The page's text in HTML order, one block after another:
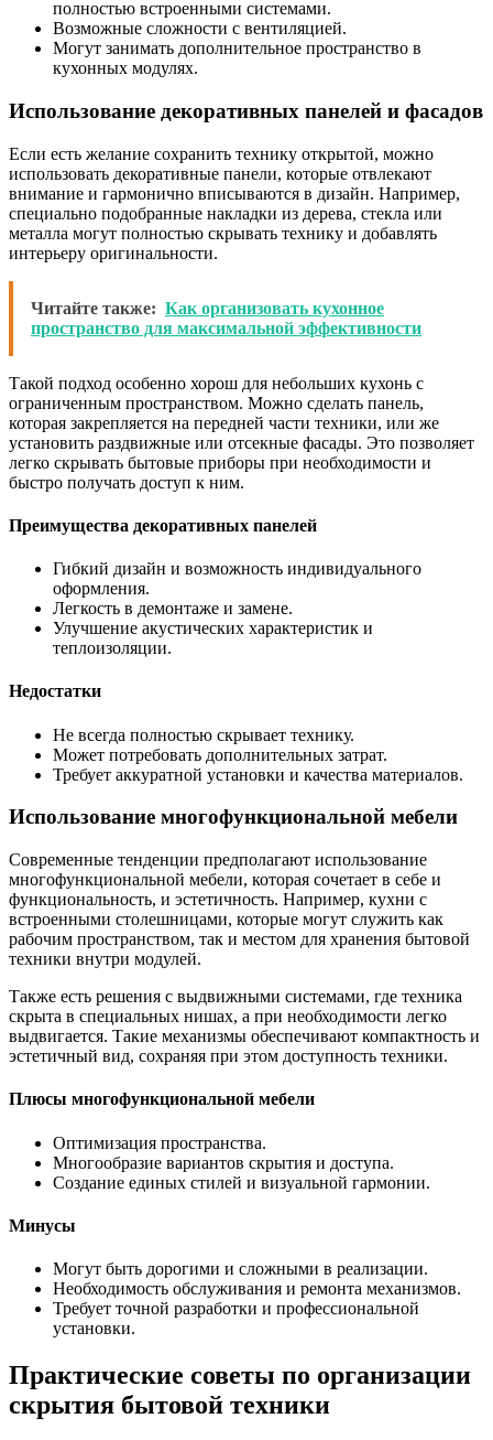
полностью встроенными системами.
Возможные сложности с вентиляцией.
Могут занимать дополнительное пространство в
кухонных модулях.
Использование декоративных панелей и фасадов
Если есть желание сохранить технику открытой, можно
использовать декоративные панели, которые отвлекают
внимание и гармонично вписываются в дизайн. Например,
специально подобранные накладки из дерева, стекла или
металла могут полностью скрывать технику и добавлять
интерьеру оригинальности.
Читайте также: Как организовать кухонное
пространство для максимальной эффективности
Такой подход особенно хорош для небольших кухонь с
ограниченным пространством. Можно сделать панель,
которая закрепляется на передней части техники, или же
установить раздвижные или отсекные фасады. Это позволяет
легко скрывать бытовые приборы при необходимости и
быстро получать доступ к ним.
Преимущества декоративных панелей
Гибкий дизайн и возможность индивидуального
оформления.
Легкость в демонтаже и замене.
Улучшение акустических характеристик и
теплоизоляции.
Недостатки
Не всегда полностью скрывает технику.
Может потребовать дополнительных затрат.
Требует аккуратной установки и качества материалов.
Использование многофункциональной мебели
Современные тенденции предполагают использование
многофункциональной мебели, которая сочетает в себе и
функциональность, и эстетичность. Например, кухни с
встроенными столешницами, которые могут служить как
рабочим пространством, так и местом для хранения бытовой
техники внутри модулей.
Также есть решения с выдвижными системами, где техника
скрыта в специальных нишах, а при необходимости легко
выдвигается. Такие механизмы обеспечивают компактность и
эстетичный вид, сохраняя при этом доступность техники.
Плюсы многофункциональной мебели
Оптимизация пространства.
Многообразие вариантов скрытия и доступа.
Создание единых стилей и визуальной гармонии.
Минусы
Могут быть дорогими и сложными в реализации.
Необходимость обслуживания и ремонта механизмов.
Требует точной разработки и профессиональной
установки.
Практические советы по организации
скрытия бытовой техники